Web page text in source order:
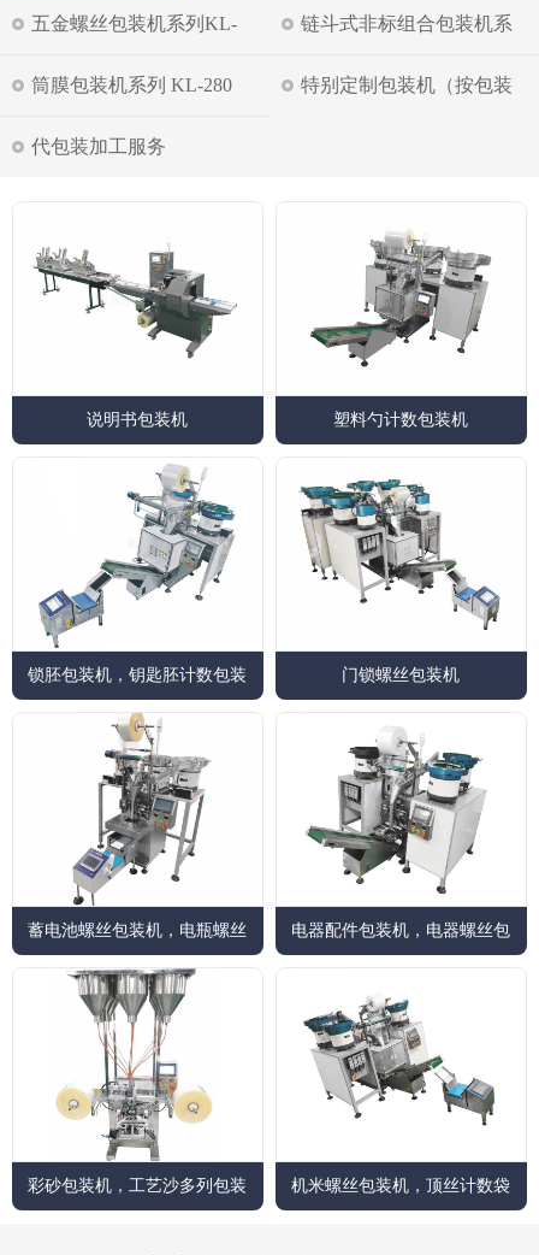
五金螺丝包装机系列KL-
35LS
链斗式非标组合包装机系
列KL-35SG
筒膜包装机系列 KL-280 特别定制包装机（按包装
代包装加工服务
说明书包装机 塑料勺计数包装机
锁胚包装机，钥匙胚计数包装
机
门锁螺丝包装机
蓄电池螺丝包装机，电瓶螺丝
包装机，...
电器配件包装机，电器螺丝包
彩砂包装机，工艺沙多列包装 机米螺丝包装机，顶丝计数袋